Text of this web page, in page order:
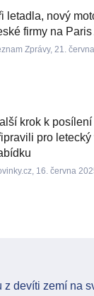
letadla, nový
firmy na
Zprávy, 21.
krok k
pro
16. června
z devíti zemí na